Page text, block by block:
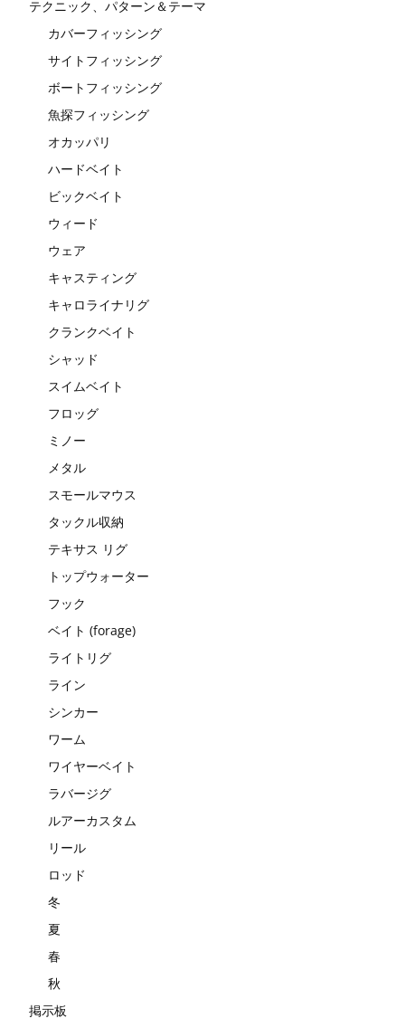
テクニック、パターン＆テーマ
カバーフィッシング
サイトフィッシング
ボートフィッシング
魚探フィッシング
オカッパリ
ハードベイト
ビックベイト
ウィード
ウェア
キャスティング
キャロライナリグ
クランクベイト
シャッド
スイムベイト
フロッグ
ミノー
メタル
スモールマウス
タックル収納
テキサス リグ
トップウォーター
フック
ベイト (forage)
ライトリグ
ライン
シンカー
ワーム
ワイヤーベイト
ラバージグ
ルアーカスタム
リール
ロッド
冬
夏
春
秋
掲示板